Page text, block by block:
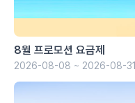
8월 프로모션 요금제
2026-08-08 ~ 2026-08-31